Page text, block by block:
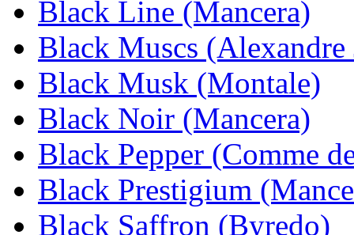
Black Line (Mancera)
Black Muscs (Alexandre
Black Musk (Montale)
Black Noir (Mancera)
Black Pepper (Comme
Black Prestigium
Black Saffron (Byredo)